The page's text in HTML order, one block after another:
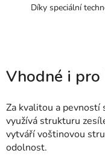
Díky speciální
Vhodné i
Za kvalitou a pevností
využívá strukturu
vytváří voštinovou
odolnost.